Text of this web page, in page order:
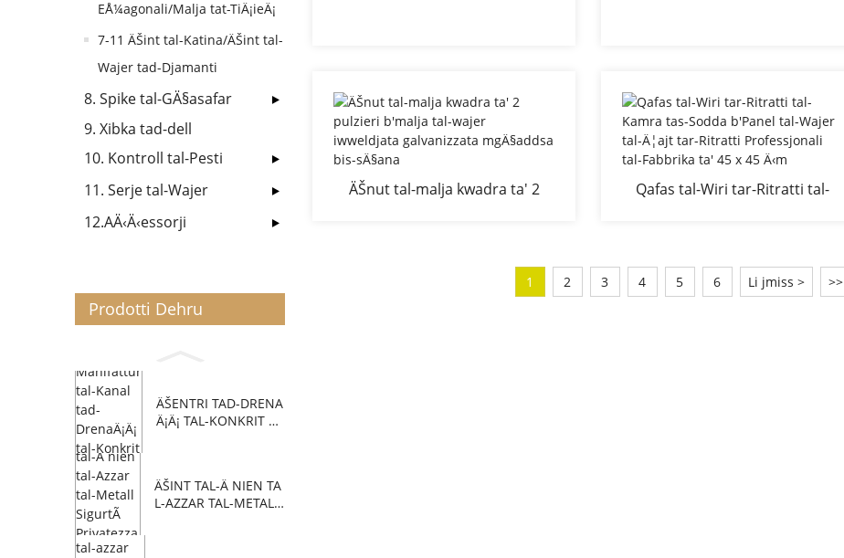
EÅ¼agonali/Malja tat-TiÄ¡ieÄ¡
7-11 ÄŠint tal-Katina/ÄŠint tal-
Wajer tad-Djamanti
8. Spike tal-GÄ§asafar
9. Xibka tad-dell
10. Kontroll tal-Pesti
11. Serje tal-Wajer
12.AÄ‹Ä‹essorji
Prodotti Dehru
ÄŠENTRI TAD-DRENA
Ä¡Ä¡ TAL-KONKRIT P
ÄŠINT TAL-Ä NIEN TA
L-AZZAR TAL-METAL
ÄŠnut tal-malja kwadra ta' 2
Qafas tal-Wiri tar-Ritratti tal-
x 45 Ä‹m
1 2 3 4 5 6 Li jmiss > >>